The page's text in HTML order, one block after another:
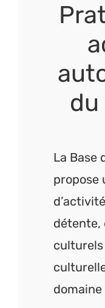
du
La Base
propose
détente,